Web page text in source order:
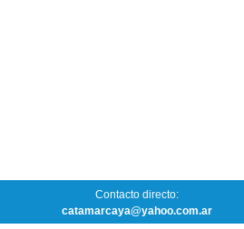
Contacto directo:
catamarcaya@yahoo.com.ar